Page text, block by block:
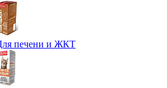
печени и ЖКТ